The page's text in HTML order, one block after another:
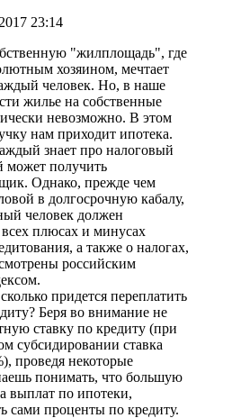
23:14
"жилплощадь", где
хозяином, мечтает
человек. Но, в наше
жилье на собственные
невозможно. В этом
нам приходит ипотека.
знает про налоговый
может получить
Однако, прежде чем
в долгосрочную кабалу,
человек должен
всех плюсах и минусах
а также о налогах,
российским
придется переплатить
Беря во внимание не
ставку по кредиту (при
субсидировании ставка
проведя некоторые
понимать, что большую
выплат по ипотеки,
сами проценты по кредиту.